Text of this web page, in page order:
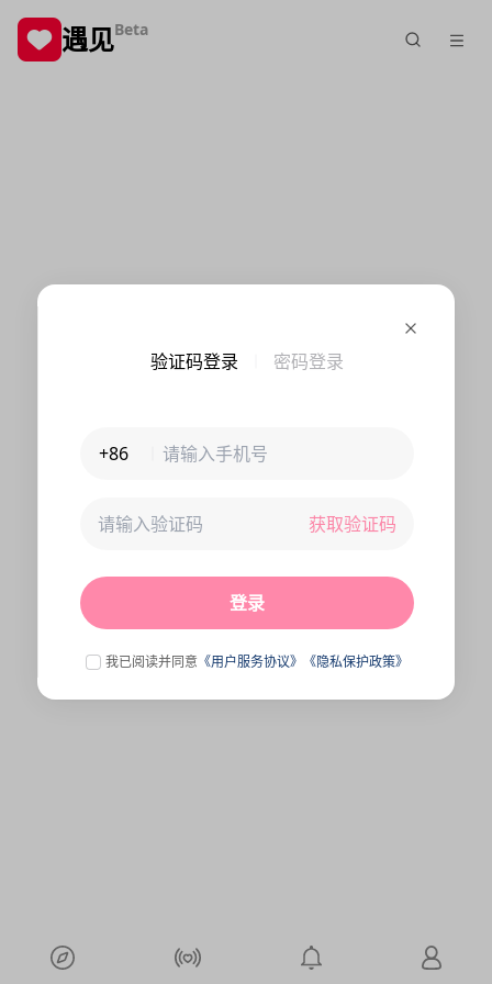
验证码登录 密码登录
+86
获取验证码
登录
我已阅读并同意 《用户服务协议》 《隐私保护政策》
遇见Beta
未连接到服务器,刷新一下试试